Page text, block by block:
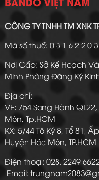
CÔNG TY TNHH TM XNK
Mã số thuế: 0 3 1 6 2 2 0
Nơi Cấp: Sở Kế Hoạch
Minh Phòng Đăng Ký
Địa chỉ:
VP: 754 Song Hành
Môn, Tp.HCM
KX: 5/44 Tô Ký 8, Tổ 81,
Huyện Hóc Môn, TP.HCM
Điện thoại: 028.
Email: